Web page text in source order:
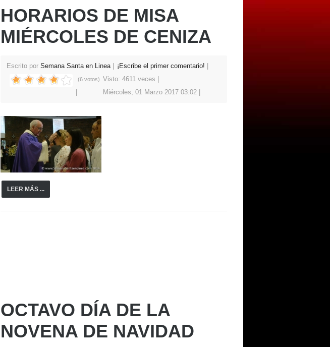
HORARIOS DE MISA
MIÉRCOLES DE CENIZA
Escrito porSemana Santa en Linea ¡Escribe el primer comentario!
(6 votos) Visto: 4611 veces
Miércoles, 01 Marzo 2017 03:02
LEER MÁS ...
OCTAVO DÍA DE LA
NOVENA DE NAVIDAD